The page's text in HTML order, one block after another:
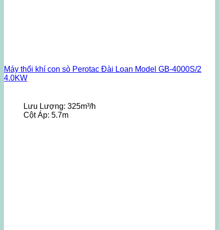
Máy thổi khí con sò Perotac Đài Loan Model GB-4000S/2
4.0KW
Lưu Lượng: 325m³/h
Cột Áp: 5.7m